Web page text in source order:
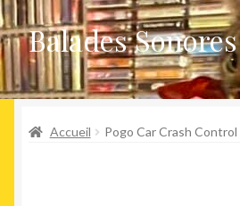
Aller
à
la
navigation
Aller
au
contenu
Balades Sonores
Boutique
Nouveaux arrivages
Accueil Pogo Car Crash Control